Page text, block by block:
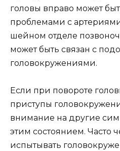
головы вправо может
проблемами с
шейном отделе
может быть связан с
головокружениями.
Если при повороте
приступы
внимание на другие
этим состоянием. Часто
испытывать